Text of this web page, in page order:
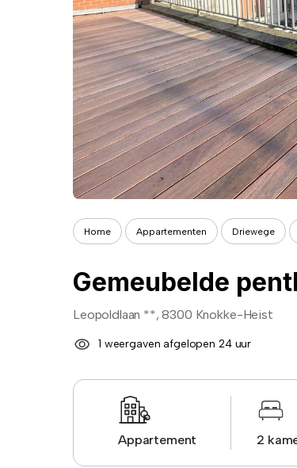
Home Appartementen Driewege
Leopoldlaan **, 8300 Knokke-Heist
1 weergaven afgelopen 24 uur
Appartement 2